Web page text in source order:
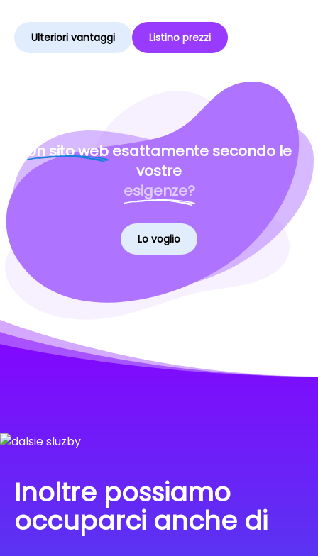
Ulteriori vantaggi Listino prezzi
Un sito webesattamente secondo le
vostre
esigenze?
Lo voglio
Inoltre possiamo
occuparci anche di